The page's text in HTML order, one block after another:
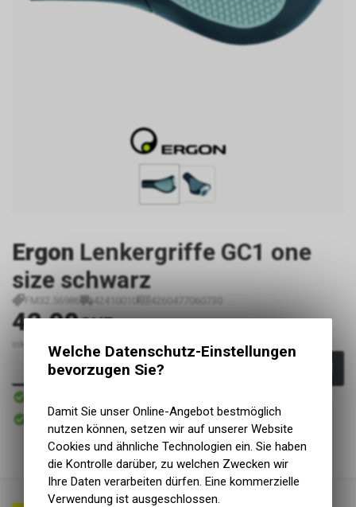
Ergon Lenkergriffe GC1 one
size schwarz
FM32.56986 42410010 4260477060730
42.90CHF
inkl. MwSt., zzgl. Versandkosten
In den Warenkorb
Sofort abholbar
Abholung Lüscher Motor- & Bike World
Welche Datenschutz-Einstellungen
bevorzugen Sie?
Damit Sie unser Online-Angebot bestmöglich
nutzen können, setzen wir auf unserer Website
Cookies und ähnliche Technologien ein. Sie haben
die Kontrolle darüber, zu welchen Zwecken wir
Ihre Daten verarbeiten dürfen. Eine kommerzielle
Verwendung ist ausgeschlossen.